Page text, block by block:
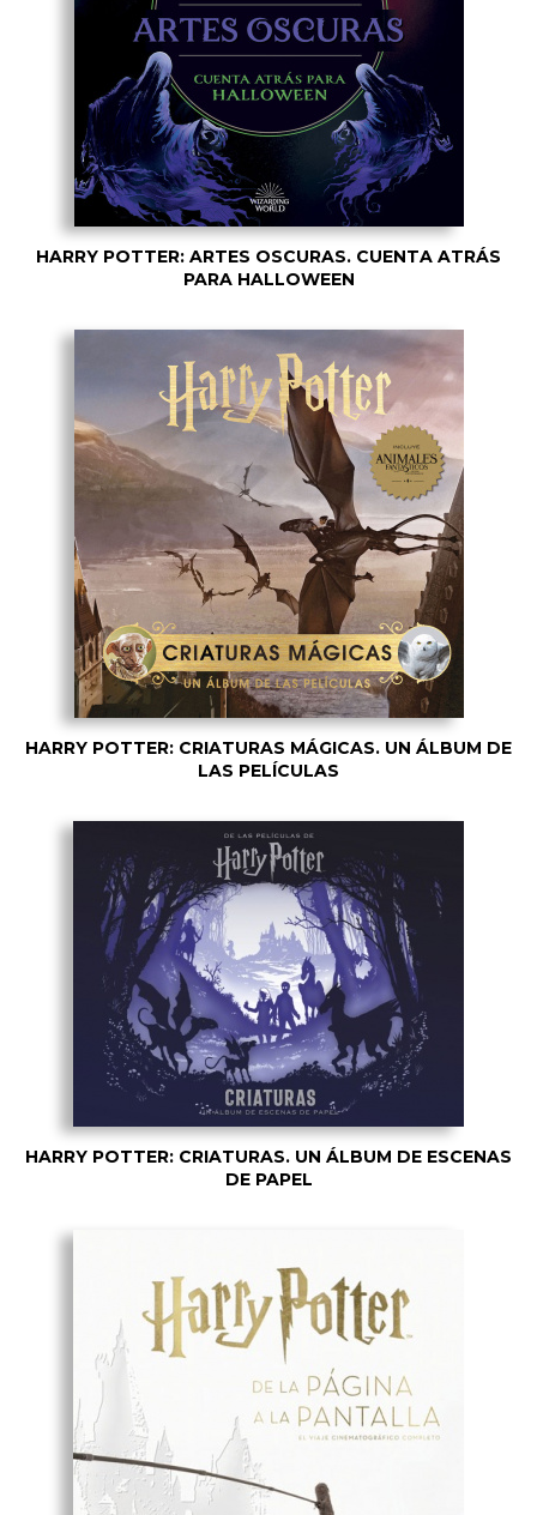
HARRY POTTER: ARTES OSCURAS. CUENTA ATRÁS
PARA HALLOWEEN
HARRY POTTER: CRIATURAS MÁGICAS. UN ÁLBUM DE
LAS PELÍCULAS
HARRY POTTER: CRIATURAS. UN ÁLBUM DE ESCENAS
DE PAPEL